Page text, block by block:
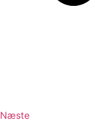
Næste